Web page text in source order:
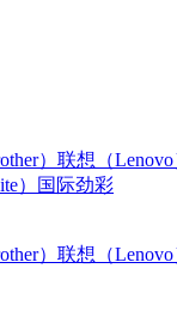
） 联想（
） 国际劲彩
） 联想（